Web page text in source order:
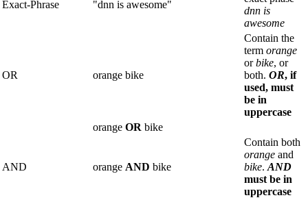
Exact-Phrase "dnn is awesome"
dnn is
awesome
OR orange bike
Contain the
term orange
orbike, or
both. OR, if
used, must
be in
uppercase
orange OR bike
AND orange AND bike
Contain both
orange and
bike. AND
must be in
uppercase